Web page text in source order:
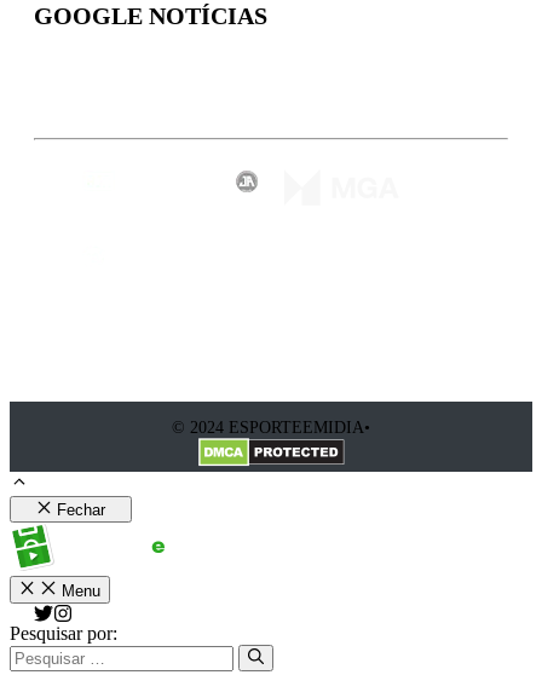
GOOGLE NOTÍCIAS
© 2024 ESPORTEEMIDIA•
Fechar
Menu
Pesquisar por: